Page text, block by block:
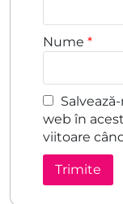
Nume *
web în
viitoare